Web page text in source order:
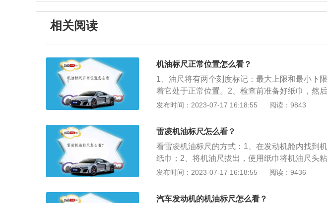
相关阅读
机油标尺正常位置怎么看？
1、油尺将有两个刻度标记：最大上限和最小下
着它处于正常位置。2、检查前准备好纸巾，然
3、拔出油尺，并用纸巾将粘在油尺头上的机油
然后拔出。注意：拔出油尺时，一定要注意握住
倾斜的或水平的，并且不能倒置。否则，油尺上
5、检查卡在油尺上的机油，以了解机油油位的
高于最高上限，则表明发动机机油需要补充或机
发布时间：2023-07-17 16:18:55 阅读：9843
雷凌机油标尺怎么看？
看雷凌机油标尺的方式：1、在发动机舱内找到
纸巾；2、将机油尺拔出，使用纸巾将机油尺头
干净的机油尺插回原位，注意要将整个机油尺插
mm、高1455mm，轴距为2700mm，提供1.2T
发布时间：2023-07-17 16:18:55 阅读：9436
汽车发动机的机油标尺怎么看？